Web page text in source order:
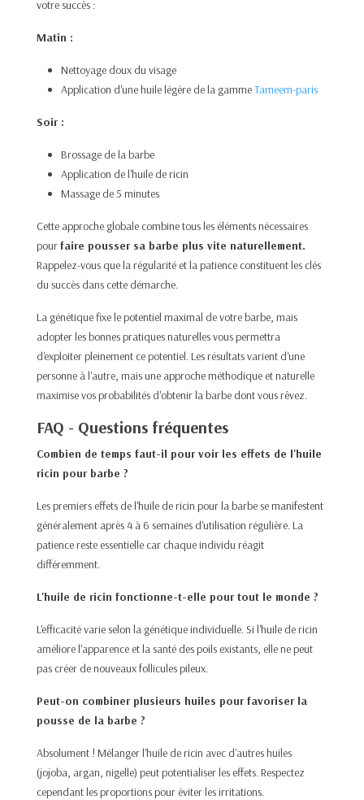
votre succès :
Matin :
Nettoyage doux du visage
Application d'une huile légère de la gammeTameem-paris
Soir :
Brossage de la barbe
Application de l'huile de ricin
Massage de 5 minutes
Cette approche globale combine tous les éléments nécessaires
pourfaire pousser sa barbe plus vite naturellement.
Rappelez-vous que la régularité et la patience constituent les clés
du succès dans cette démarche.
La génétique fixe le potentiel maximal de votre barbe, mais
adopter les bonnes pratiques naturelles vous permettra
d'exploiter pleinement ce potentiel. Les résultats varient d'une
personne à l'autre, mais une approche méthodique et naturelle
maximise vos probabilités d'obtenir la barbe dont vous rêvez.
FAQ - Questions fréquentes
Combien de temps faut-il pour voir les effets de l'huile
ricin pour barbe ?
Les premiers effets de l'huile de ricin pour la barbe se manifestent
généralement après 4 à 6 semaines d'utilisation régulière. La
patience reste essentielle car chaque individu réagit
différemment.
L'huile de ricin fonctionne-t-elle pour tout le monde ?
L'efficacité varie selon la génétique individuelle. Si l'huile de ricin
améliore l'apparence et la santé des poils existants, elle ne peut
pas créer de nouveaux follicules pileux.
Peut-on combiner plusieurs huiles pour favoriser la
pousse de la barbe ?
Absolument ! Mélanger l'huile de ricin avec d'autres huiles
(jojoba, argan, nigelle) peut potentialiser les effets. Respectez
cependant les proportions pour éviter les irritations.